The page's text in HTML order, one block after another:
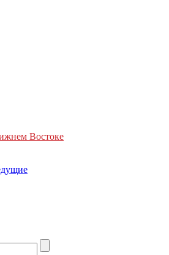
Востоке